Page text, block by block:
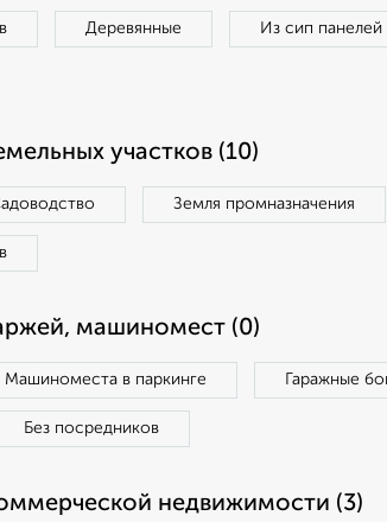
Деревянные Из сип панелей
участков (10)
Земля промназначения
машиномест (0)
Машиноместа в паркинге Гаражные
Без посредников
недвижимости (3)